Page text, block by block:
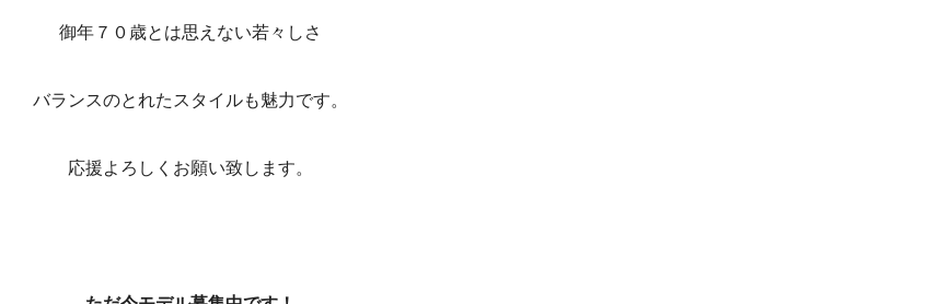
御年７０歳とは思えない若々しさ
バランスのとれたスタイルも魅力です。
応援よろしくお願い致します。